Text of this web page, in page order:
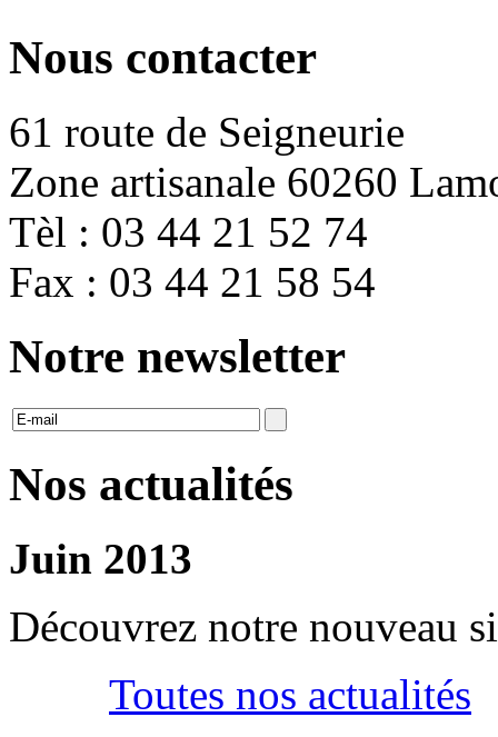
Nous contacter
61 route de Seigneurie
Zone artisanale 60260
Tèl : 03 44 21 52 74
Fax : 03 44 21 58 54
Notre newsletter
Nos actualités
Juin 2013
Découvrez notre nouveau
Toutes nos actualités